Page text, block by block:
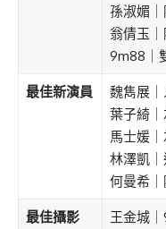
孫淑媚
翁倩玉
9m88｜
最佳新演員
魏雋展
葉子綺
馬士媛
林澤凱
何曼希
最佳攝影
王金城